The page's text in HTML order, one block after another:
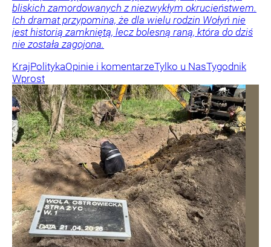
bliskich zamordowanych z niezwykłym okrucieństwem.
Ich dramat przypomina, że dla wielu rodzin Wołyń nie
jest historią zamkniętą, lecz bolesną raną, która do dziś
nie została zagojona.
KrajPolitykaOpinie i komentarzeTylko u NasTygodnik
Wprost